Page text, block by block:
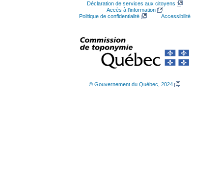
Déclaration de services aux citoyens
Accès à l’information
Politique de confidentialité
Accessibilité
© Gouvernement du Québec, 2024